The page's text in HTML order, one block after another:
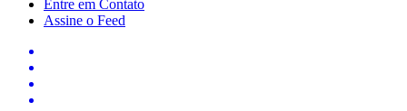
Entre em Contato
Assine o Feed